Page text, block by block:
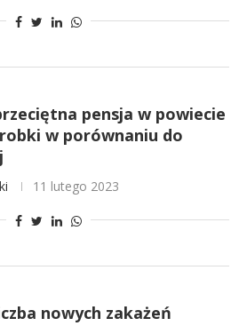
pensja w powiecie
w porównaniu do
11 lutego 2023
nowych zakażeń